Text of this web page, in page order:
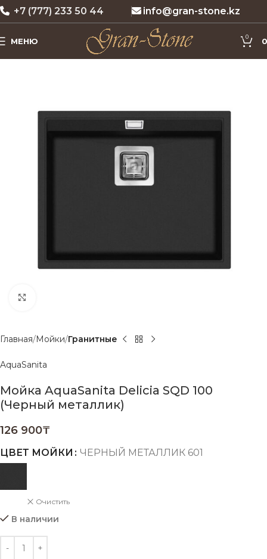
+7 (777) 233 50 44 info@gran-stone.kz
МЕНЮ 0 0
Главная Мойки Гранитные
AquaSanita
Мойка AquaSanita Delicia SQD 100
(Черный металлик)
126 900₸
ЦВЕТ МОЙКИ ЧЕРНЫЙ МЕТАЛЛИК 601
Очистить
В наличии